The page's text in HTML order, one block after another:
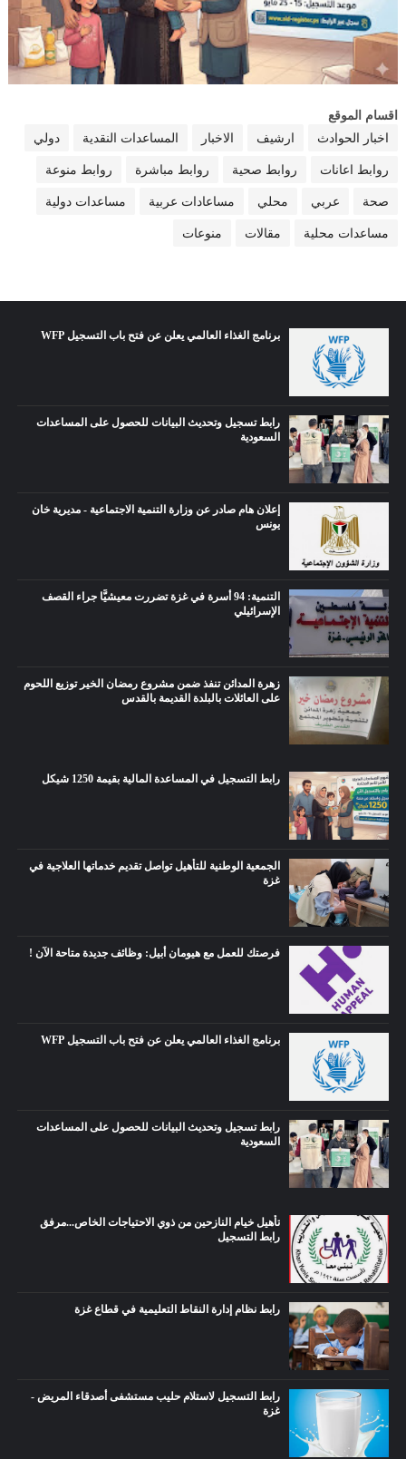
اقسام الموقع
اخبار الحوادث
ارشيف الاخبار المساعدات النقدية دولي
روابط اعانات روابط صحية روابط مباشرة روابط منوعة
صحة عربي محلي مساعادات عربية مساعدات دولية
مساعدات محلية مقالات منوعات
برنامج الغذاء العالمي يعلن عن فتح باب التسجيل WFP
رابط تسجيل وتحديث البيانات للحصول على المساعدات
السعودية
إعلان هام صادر عن وزارة التنمية الاجتماعية - مديرية خان
يونس
التنمية: 94 أسرة في غزة تضررت معيشيًّا جراء القصف
الإسرائيلي
زهرة المدائن تنفذ ضمن مشروع رمضان الخير توزيع اللحوم
على العائلات بالبلدة القديمة بالقدس
رابط التسجيل في المساعدة المالية بقيمة 1250 شيكل
الجمعية الوطنية للتأهيل تواصل تقديم خدماتها العلاجية في
غزة
فرصتك للعمل مع هيومان أبيل: وظائف جديدة متاحة الآن !
برنامج الغذاء العالمي يعلن عن فتح باب التسجيل WFP
رابط تسجيل وتحديث البيانات للحصول على المساعدات
السعودية
تأهيل خيام النازحين من ذوي الاحتياجات الخاص...مرفق
رابط التسجيل
رابط نظام إدارة النقاط التعليمية في قطاع غزة
رابط التسجيل لاستلام حليب مستشفى أصدقاء المريض -
غزة